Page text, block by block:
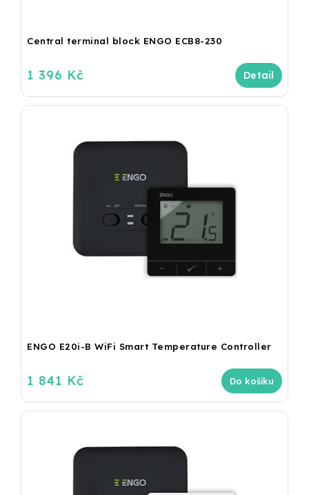
Central terminal block ENGO ECB8-230
1 396 Kč
ENGO E20i-B WiFi Smart Temperature Controller
1 841 Kč Do košíku